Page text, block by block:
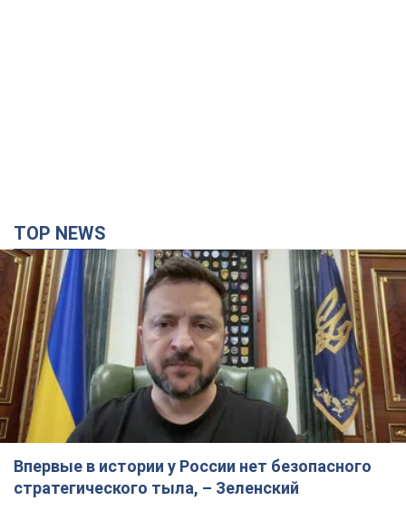
TOP NEWS
Впервые в истории у России нет безопасного
стратегического тыла, – Зеленский